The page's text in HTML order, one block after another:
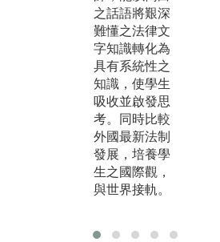
之話語將艱深
難懂之法律文
字知識轉化為
具有系統性之
知識，使學生
吸收並啟發思
考。同時比較
外國最新法制
發展，培養學
生之國際觀，
與世界接軌。